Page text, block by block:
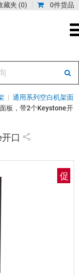
0件货品
藏夹 (0)
| 通用系列空白机架面
板，带2个Keystone开
口
促